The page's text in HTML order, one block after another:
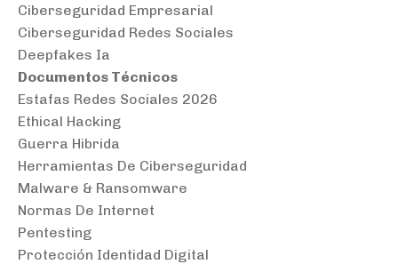
Ciberseguridad Empresarial
Ciberseguridad Redes Sociales
Deepfakes Ia
Documentos Técnicos
Estafas Redes Sociales 2026
Ethical Hacking
Guerra Hibrida
Herramientas De Ciberseguridad
Malware & Ransomware
Normas De Internet
Pentesting
Protección Identidad Digital